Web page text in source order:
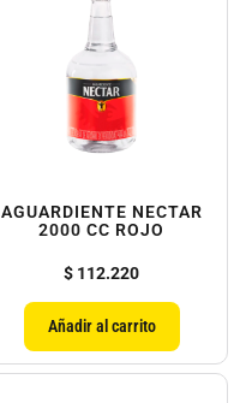
AGUARDIENTE NECTAR
2000 CC ROJO
$ 112.220
Añadir al carrito